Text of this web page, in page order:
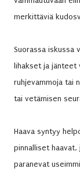
merkittäviä
Suorassa iskussa
lihakset ja jänteet
ruhjevammoja tai
tai vetämisen
Haava syntyy
pinnalliset
paranevat